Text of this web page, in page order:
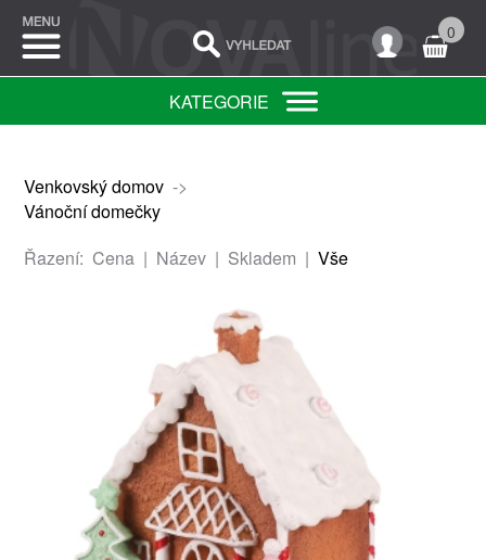
0
KATEGORIE
Venkovský domov->
Vánoční domečky
Řazení: Cena| Název| Skladem | Vše